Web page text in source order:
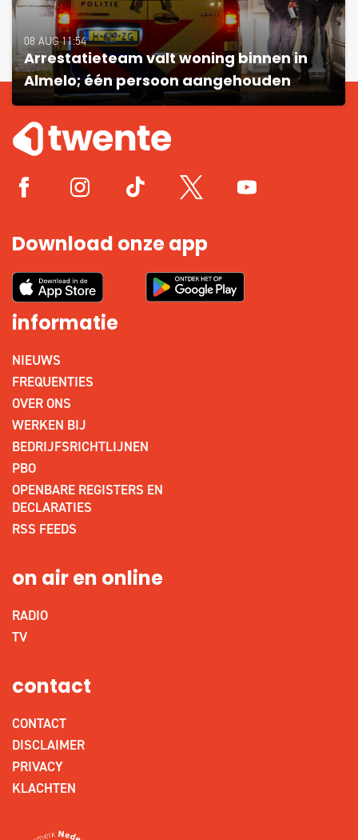
08 AUG 11:54
Arrestatieteam valt woning binnen in
Almelo; één persoon aangehouden
Download onze app
informatie
NIEUWS
FREQUENTIES
OVER ONS
WERKEN BIJ
BEDRIJFSRICHTLIJNEN
PBO
OPENBARE REGISTERS EN
DECLARATIES
RSS FEEDS
on air en online
RADIO
TV
contact
CONTACT
DISCLAIMER
PRIVACY
KLACHTEN